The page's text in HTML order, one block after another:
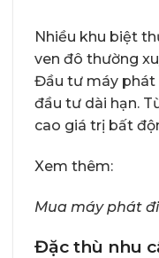
Nhiều khu biệt
ven đô thường
Đầu tư máy phát
đầu tư dài hạn.
cao giá trị bất
Xem thêm:
Mua máy phát
Đặc thù nhu